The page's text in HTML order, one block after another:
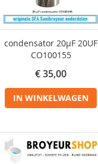
condensator 20µF 20UF
CO100155
€ 35,00
IN WINKELWAGEN